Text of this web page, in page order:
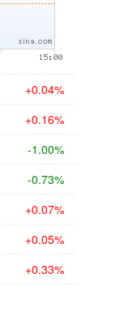
+0.04%
+0.16%
-1.00%
-0.73%
+0.07%
+0.05%
+0.33%